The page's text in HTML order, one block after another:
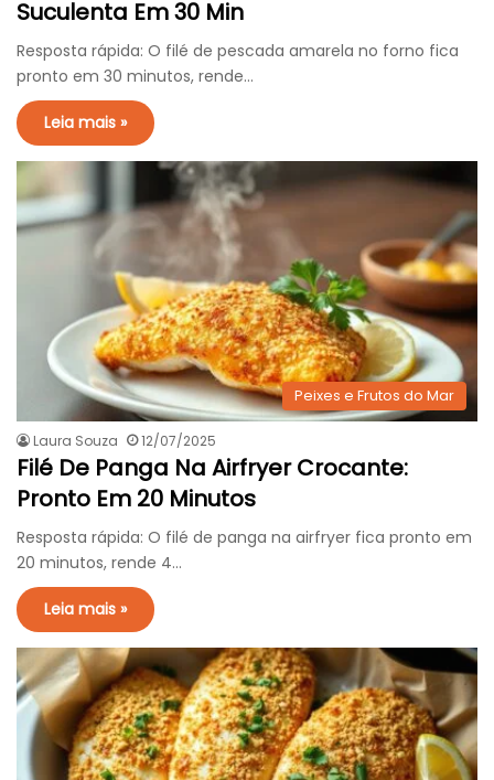
Suculenta Em 30 Min
Resposta rápida: O filé de pescada amarela no forno fica
pronto em 30 minutos, rende…
Leia mais »
Peixes e Frutos do Mar
Laura Souza 12/07/2025
Filé De Panga Na Airfryer Crocante:
Pronto Em 20 Minutos
Resposta rápida: O filé de panga na airfryer fica pronto em
20 minutos, rende 4…
Leia mais »